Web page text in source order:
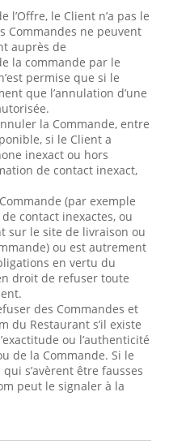
l’Offre, le Client n’a pas le
Commandes ne peuvent
auprès de
la commande par le
permise que si le
que l’annulation d’une
la Commande, entre
si le Client a
inexact ou hors
de contact inexact,
(par exemple
contact inexactes, ou
sur le site de livraison ou
ou est autrement
en vertu du
droit de refuser toute
des Commandes et
du Restaurant s’il existe
ou l’authenticité
de la Commande. Si le
s’avèrent être fausses
peut le signaler à la